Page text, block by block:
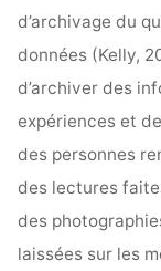
d’archivage du
données (Kelly,
d’archiver des
expériences et
des personnes
des lectures
des
laissées sur les